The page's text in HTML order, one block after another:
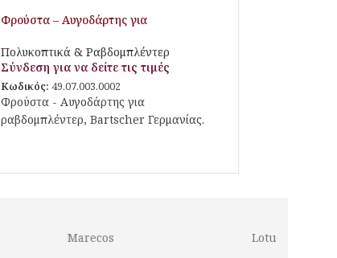
Φρούστα – Αυγοδάρτης για
Πολυκοπτικά & Ραβδομπλέντερ
Σύνδεση για να δείτε τις τιμές
Κωδικός: 49.07.003.0002
Φρούστα - Αυγοδάρτης για
ραβδομπλέντερ, Bartscher Γερμανίας.